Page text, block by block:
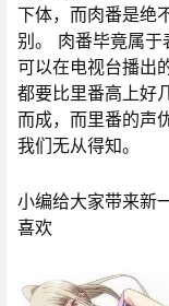
下体，而肉番是绝
别。 肉番毕竟属于
可以在电视台播出
都要比里番高上好
而成，而里番的声
我们无从得知。
小编给大家带来新
喜欢